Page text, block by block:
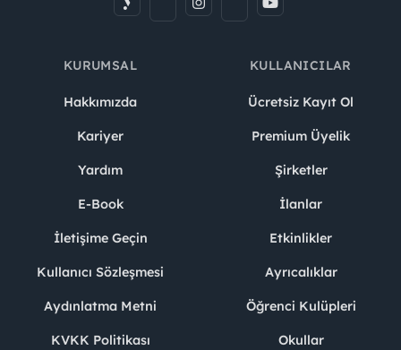
KURUMSAL
Hakkımızda
Kariyer
Yardım
E-Book
İletişime Geçin
Kullanıcı Sözleşmesi
Aydınlatma Metni
KVKK Politikası
KULLANICILAR
Ücretsiz Kayıt Ol
Premium Üyelik
Şirketler
İlanlar
Etkinlikler
Ayrıcalıklar
Öğrenci Kulüpleri
Okullar